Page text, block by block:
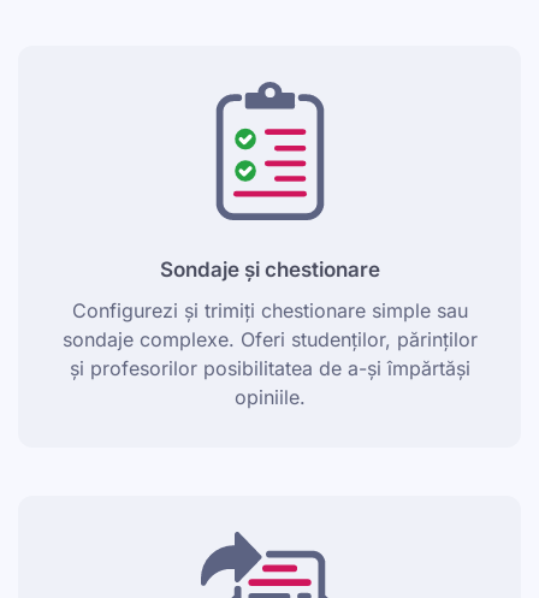
Sondaje și chestionare
Configurezi și trimiți chestionare simple sau
sondaje complexe. Oferi studenților, părinților
și profesorilor posibilitatea de a-și împărtăși
opiniile.